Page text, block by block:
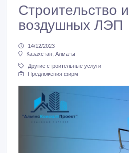
Строительство
воздушных ЛЭП
14/12/2023
Казахстан, Алматы
Другие строительные услуги
Предложения фирм